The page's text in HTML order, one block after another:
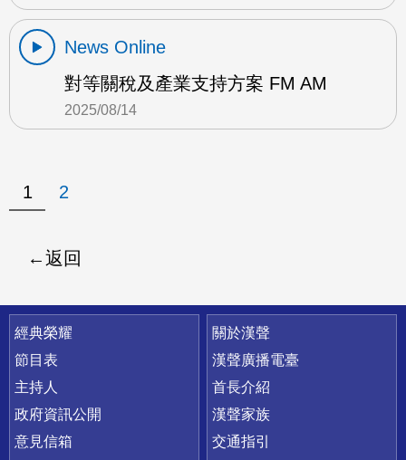
News Online
對等關稅及產業支持方案 FM AM
2025/08/14
1 2
返回
快速連結
經典榮耀
節目表
主持人
政府資訊公開
意見信箱
關於漢聲
漢聲廣播電臺
首長介紹
漢聲家族
交通指引